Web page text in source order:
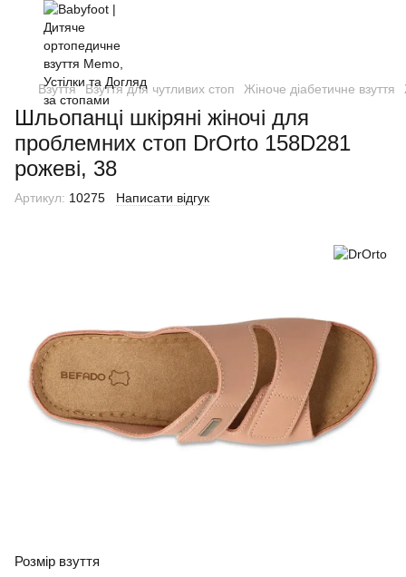
Взуття Взуття для чутливих стоп Жіноче діабетичне взуття
Шльопанці шкіряні жіночі для
проблемних стоп DrOrto 158D281
рожеві, 38
Артикул: 10275 Написати відгук
Розмір взуття